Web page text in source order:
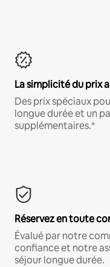
La simplicité du prix
Des prix spéciaux
longue durée et un
supplémentaires.*
Réservez en toute
Évalué par notre
confiance et notre
séjour longue durée.